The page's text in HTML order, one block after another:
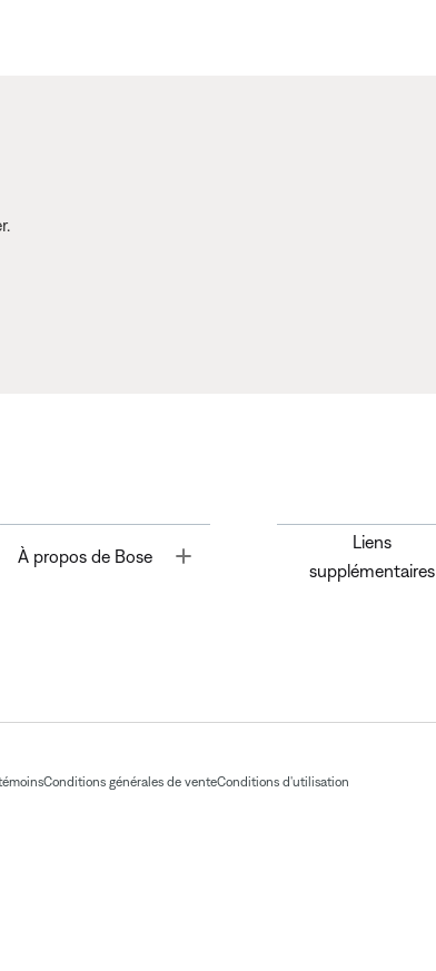
À propos de Bose Toggle
Liens
supplémentaires
Conditions générales de venteConditions d'utilisation